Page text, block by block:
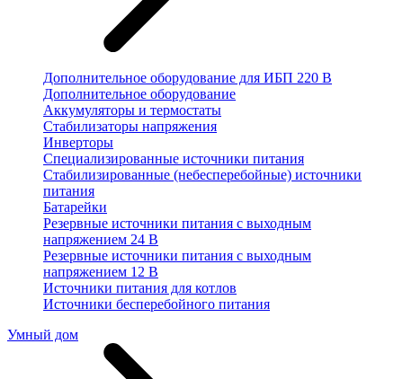
Дополнительное оборудование для ИБП 220 В
Дополнительное оборудование
Аккумуляторы и термостаты
Стабилизаторы напряжения
Инверторы
Специализированные источники питания
Стабилизированные (небесперебойные) источники
питания
Батарейки
Резервные источники питания с выходным
напряжением 24 В
Резервные источники питания с выходным
напряжением 12 В
Источники питания для котлов
Источники бесперебойного питания
Умный дом